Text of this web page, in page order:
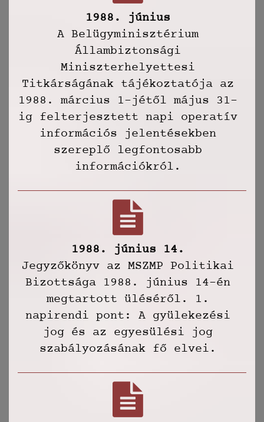
1988. június
A Belügyminisztérium
Állambiztonsági
Miniszterhelyettesi
Titkárságának tájékoztatója az
1988. március 1-jétől május 31-
ig felterjesztett napi operatív
információs jelentésekben
szereplő legfontosabb
információkról.
1988. június 14.
Jegyzőkönyv az MSZMP Politikai
Bizottsága 1988. június 14-én
megtartott üléséről. 1.
napirendi pont: A gyülekezési
jog és az egyesülési jog
szabályozásának fő elvei.